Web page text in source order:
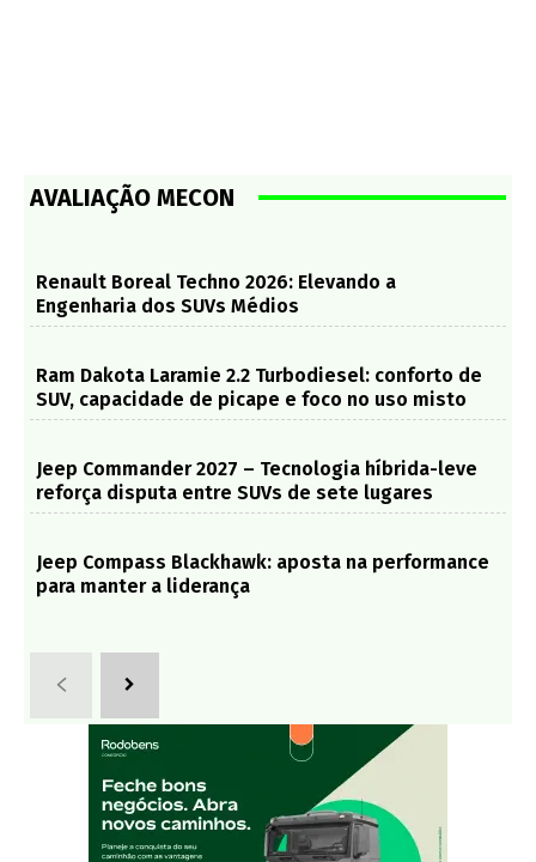
AVALIAÇÃO MECON
Renault Boreal Techno 2026: Elevando a
Engenharia dos SUVs Médios
Ram Dakota Laramie 2.2 Turbodiesel: conforto de
SUV, capacidade de picape e foco no uso misto
Jeep Commander 2027 – Tecnologia híbrida-leve
reforça disputa entre SUVs de sete lugares
Jeep Compass Blackhawk: aposta na performance
para manter a liderança